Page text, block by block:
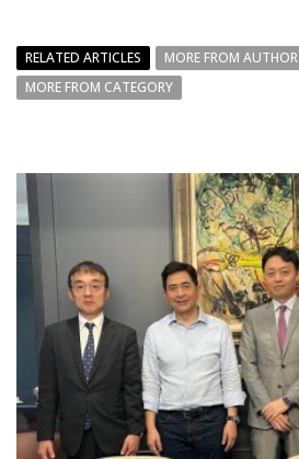
RELATED ARTICLES
MORE FROM AUTHOR
MORE FROM CATEGORY